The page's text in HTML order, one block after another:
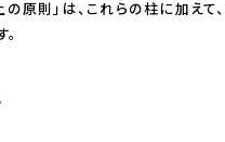
原則」は、これらの柱に加えて、